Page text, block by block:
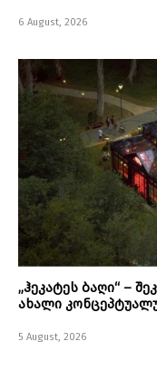
6 August, 2026
„ჰეკატეს ბაღი“ –
ახალი
5 August, 2026